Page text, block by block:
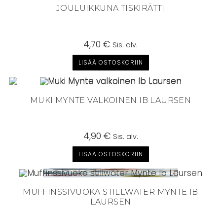
JOULUIKKUNA TISKIRÄTTI
4,70 € Sis. alv.
LISÄÄ OSTOSKORIIN
MUKI MYNTE VALKOINEN IB LAURSEN
4,90 € Sis. alv.
LISÄÄ OSTOSKORIIN
MUFFINSSIVUOKA STILLWATER MYNTE IB
LAURSEN